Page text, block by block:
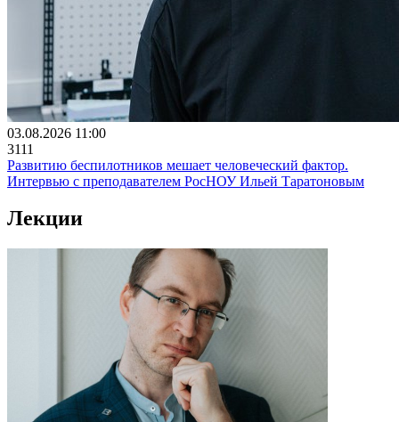
03.08.2026 11:00
3111
Развитию беспилотников мешает человеческий фактор.
Интервью с преподавателем РосНОУ Ильей Таратоновым
Лекции